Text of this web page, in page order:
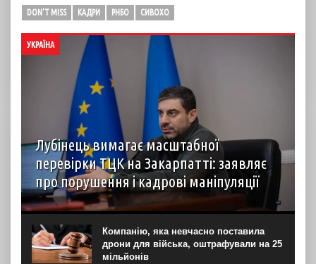
DON'T MISS КАДРИ РНБО СИВОХО
УКРАЇНА
Лубінець вимагає масштабної
перевірки ТЦК на Закарпатті: заявляє
про порушення і кадрові маніпуляції
Уповноважений Верховної Ради з питань захисту прав
людини Дмитро Лубінець вимагає масштабної перевірки
ОТЦК та СП на Закарпатті Про це омбудсман написав у
неділю, 9 серпня, у своєму телеграм-каналі....
Компанію, яка невчасно поставила
дрони для війська, оштрафували на 25
мільйонів